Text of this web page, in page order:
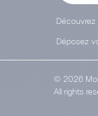
Découvrez
Déposez
© 2026
All rights